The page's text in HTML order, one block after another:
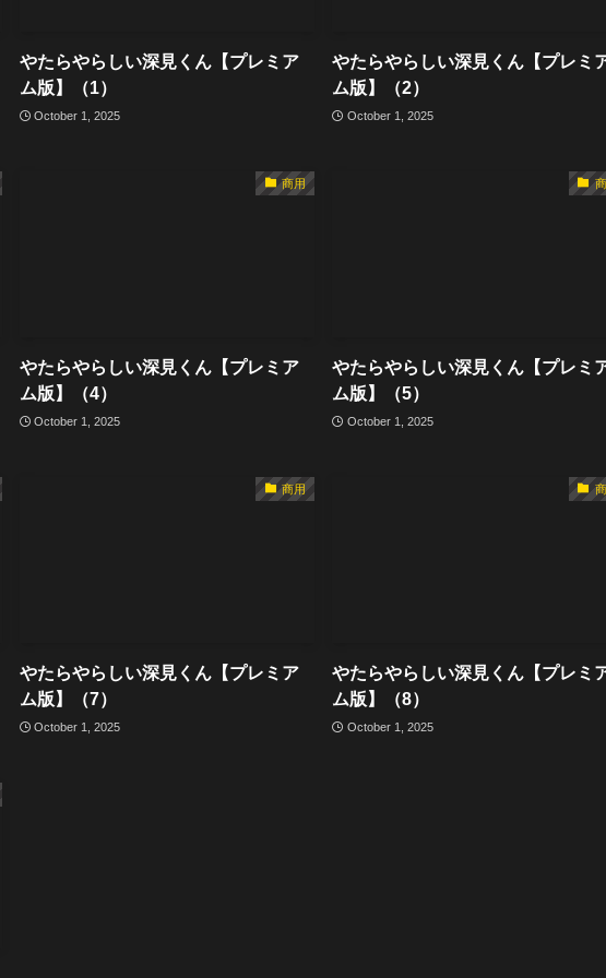
やたらやらしい深見くん【プレミア
ム版】（1）
October 1, 2025
やたらやらしい深見くん【プレミ
ム版】（2）
October 1, 2025
商用
やたらやらしい深見くん【プレミア
ム版】（4）
October 1, 2025
やたらやらしい深見くん【プレミ
ム版】（5）
October 1, 2025
商用
やたらやらしい深見くん【プレミア
ム版】（7）
October 1, 2025
やたらやらしい深見くん【プレミ
ム版】（8）
October 1, 2025